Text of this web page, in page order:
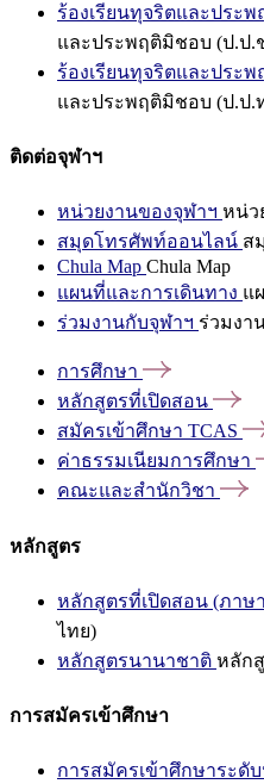
ร้องเรียนทุจริตและประ
และประพฤติมิชอบ (ป.ป.
ร้องเรียนทุจริตและประ
และประพฤติมิชอบ (ป.ป.
ติดต่อจุฬาฯ
หน่วยงานของจุฬาฯ หน่ว
สมุดโทรศัพท์ออนไลน์ ส
Chula Map Chula Map
แผนที่และการเดินทาง แ
ร่วมงานกับจุฬาฯ ร่วมงา
การศึกษา
หลักสูตรที่เปิดสอน
สมัครเข้าศึกษา TCAS
ค่าธรรมเนียมการศึกษา
คณะและสำนักวิชา
หลักสูตร
หลักสูตรที่เปิดสอน (ภาษ
ไทย)
หลักสูตรนานาชาติ หลัก
การสมัครเข้าศึกษา
การสมัครเข้าศึกษาระ